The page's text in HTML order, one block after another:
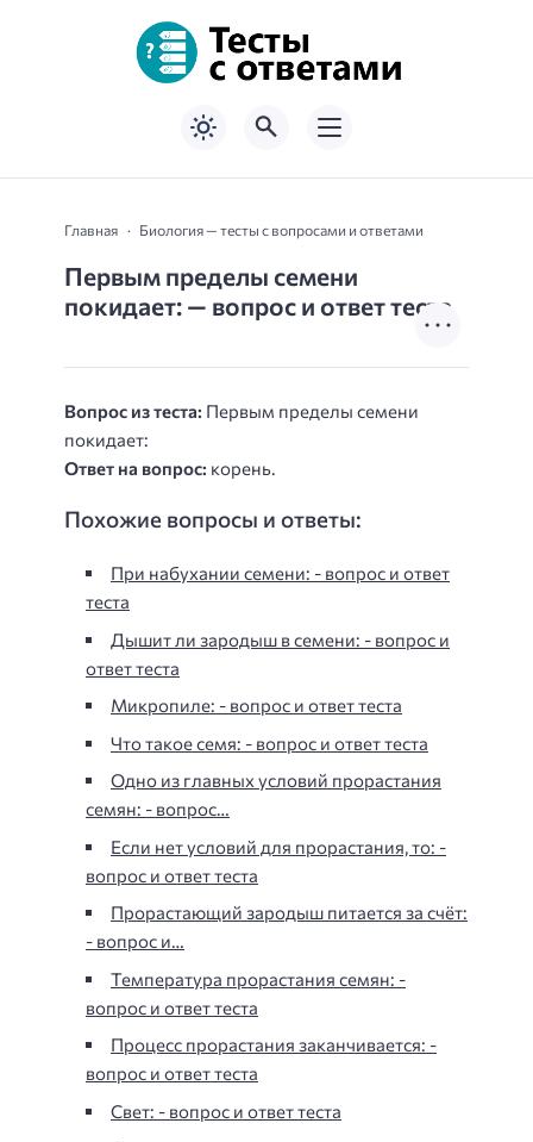
Главная Биология — тесты с вопросами и ответами
Первым пределы семени
покидает: — вопрос и ответ теста
Вопрос из теста: Первым пределы семени
покидает:
Ответ на вопрос: корень.
Похожие вопросы и ответы:
При набухании семени: - вопрос и ответ
теста
Дышит ли зародыш в семени: - вопрос и
ответ теста
Микропиле: - вопрос и ответ теста
Что такое семя: - вопрос и ответ теста
Одно из главных условий прорастания
семян: - вопрос…
Если нет условий для прорастания, то: -
вопрос и ответ теста
Прорастающий зародыш питается за счёт:
- вопрос и…
Температура прорастания семян: -
вопрос и ответ теста
Процесс прорастания заканчивается: -
вопрос и ответ теста
Свет: - вопрос и ответ теста